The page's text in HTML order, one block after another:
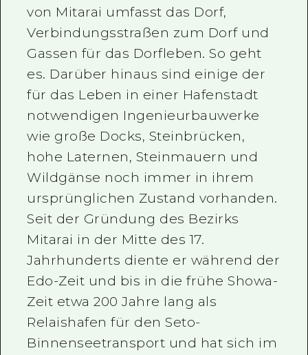
von Mitarai umfasst das Dorf,
Verbindungsstraßen zum Dorf und
Gassen für das Dorfleben. So geht
es. Darüber hinaus sind einige der
für das Leben in einer Hafenstadt
notwendigen Ingenieurbauwerke
wie große Docks, Steinbrücken,
hohe Laternen, Steinmauern und
Wildgänse noch immer in ihrem
ursprünglichen Zustand vorhanden.
Seit der Gründung des Bezirks
Mitarai in der Mitte des 17.
Jahrhunderts diente er während der
Edo-Zeit und bis in die frühe Showa-
Zeit etwa 200 Jahre lang als
Relaishafen für den Seto-
Binnenseetransport und hat sich im